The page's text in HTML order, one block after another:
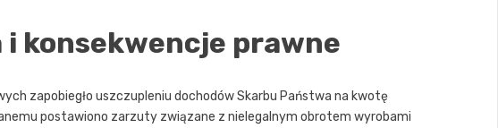
konsekwencje prawne
zapobiegło uszczupleniu dochodów Skarbu Państwa na kwotę
postawiono zarzuty związane z nielegalnym obrotem wyrobami